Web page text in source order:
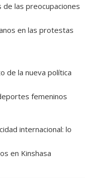
de las preocupaciones
en las protestas
de la nueva política
femeninos
internacional: lo
en Kinshasa